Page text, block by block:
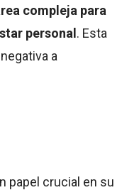
compleja para
personal . Esta
a
papel crucial en su